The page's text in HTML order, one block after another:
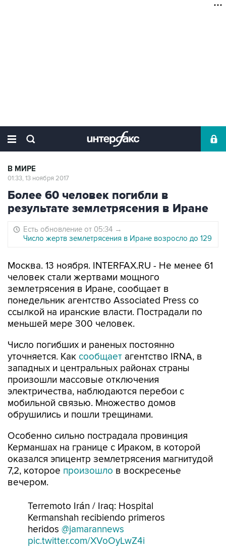
В МИРЕ
01:33, 13 ноября 2017
Более 60 человек погибли в
результате землетрясения в Иране
Есть обновление от 05:34 →
Число жертв землетрясения в Иране возросло до 129
Москва. 13 ноября. INTERFAX.RU - Не менее 61
человек стали жертвами мощного
землетрясения в Иране, сообщает в
понедельник агентство Associated Press со
ссылкой на иранские власти. Пострадали по
меньшей мере 300 человек.
Число погибших и раненых постоянно
уточняется. Как сообщает агентство IRNA, в
западных и центральных районах страны
произошли массовые отключения
электричества, наблюдаются перебои с
мобильной связью. Множество домов
обрушились и пошли трещинами.
Особенно сильно пострадала провинция
Керманшах на границе с Ираком, в которой
оказался эпицентр землетрясения магнитудой
7,2, которое произошло в воскресенье
вечером.
Terremoto Irán / Iraq: Hospital
Kermanshah recibiendo primeros
heridos @jamarannews
pic.twitter.com/XVoOyLwZ4i